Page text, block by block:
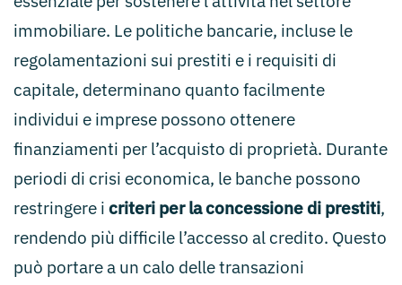
immobiliare. Le politiche bancarie, incluse le
regolamentazioni sui prestiti e i requisiti di
capitale, determinano quanto facilmente
individui e imprese possono ottenere
finanziamenti per l’acquisto di proprietà. Durante
periodi di crisi economica, le banche possono
restringere i criteri per la concessione di prestiti,
rendendo più difficile l’accesso al credito. Questo
può portare a un calo delle transazioni